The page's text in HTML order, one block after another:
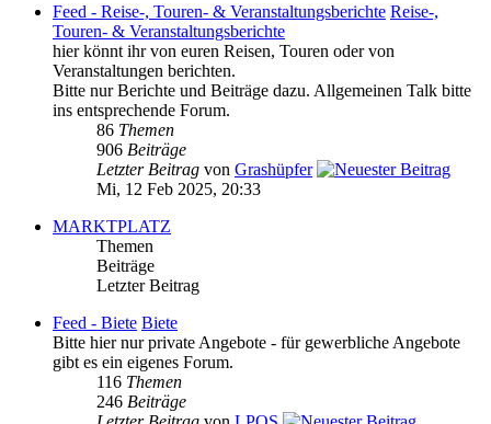
Feed - Reise-, Touren- & Veranstaltungsberichte Reise-,
Touren- & Veranstaltungsberichte
hier könnt ihr von euren Reisen, Touren oder von
Veranstaltungen berichten.
Bitte nur Berichte und Beiträge dazu. Allgemeinen Talk bitte
ins entsprechende Forum.
86 Themen
906 Beiträge
Letzter Beitrag von Grashüpfer
Mi, 12 Feb 2025, 20:33
MARKTPLATZ
Themen
Beiträge
Letzter Beitrag
Feed - Biete Biete
Bitte hier nur private Angebote - für gewerbliche Angebote
gibt es ein eigenes Forum.
116 Themen
246 Beiträge